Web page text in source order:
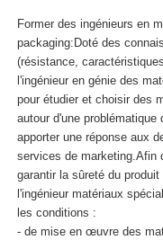
Former des ingénieurs en
packaging:Doté des
(résistance,
l'ingénieur en génie des
pour étudier et choisir des
autour d'une
apporter une réponse aux
services de marketing.Afin
garantir la sûreté du
l'ingénieur matériaux
les conditions :
- de mise en œuvre des